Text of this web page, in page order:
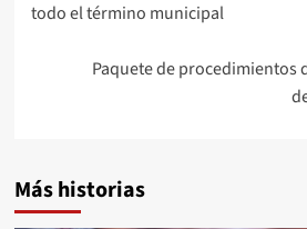
todo el término municipal
Paquete de procedimientos
Más historias